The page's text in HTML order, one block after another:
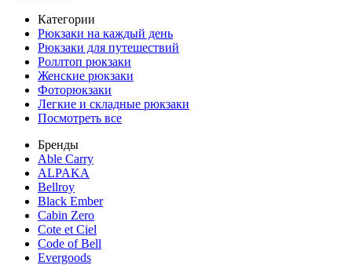
Категории
Рюкзаки на каждый день
Рюкзаки для путешествий
Роллтоп рюкзаки
Женские рюкзаки
Фоторюкзаки
Легкие и складные рюкзаки
Посмотреть все
Бренды
Able Carry
ALPAKA
Bellroy
Black Ember
Cabin Zero
Cote et Ciel
Code of Bell
Evergoods